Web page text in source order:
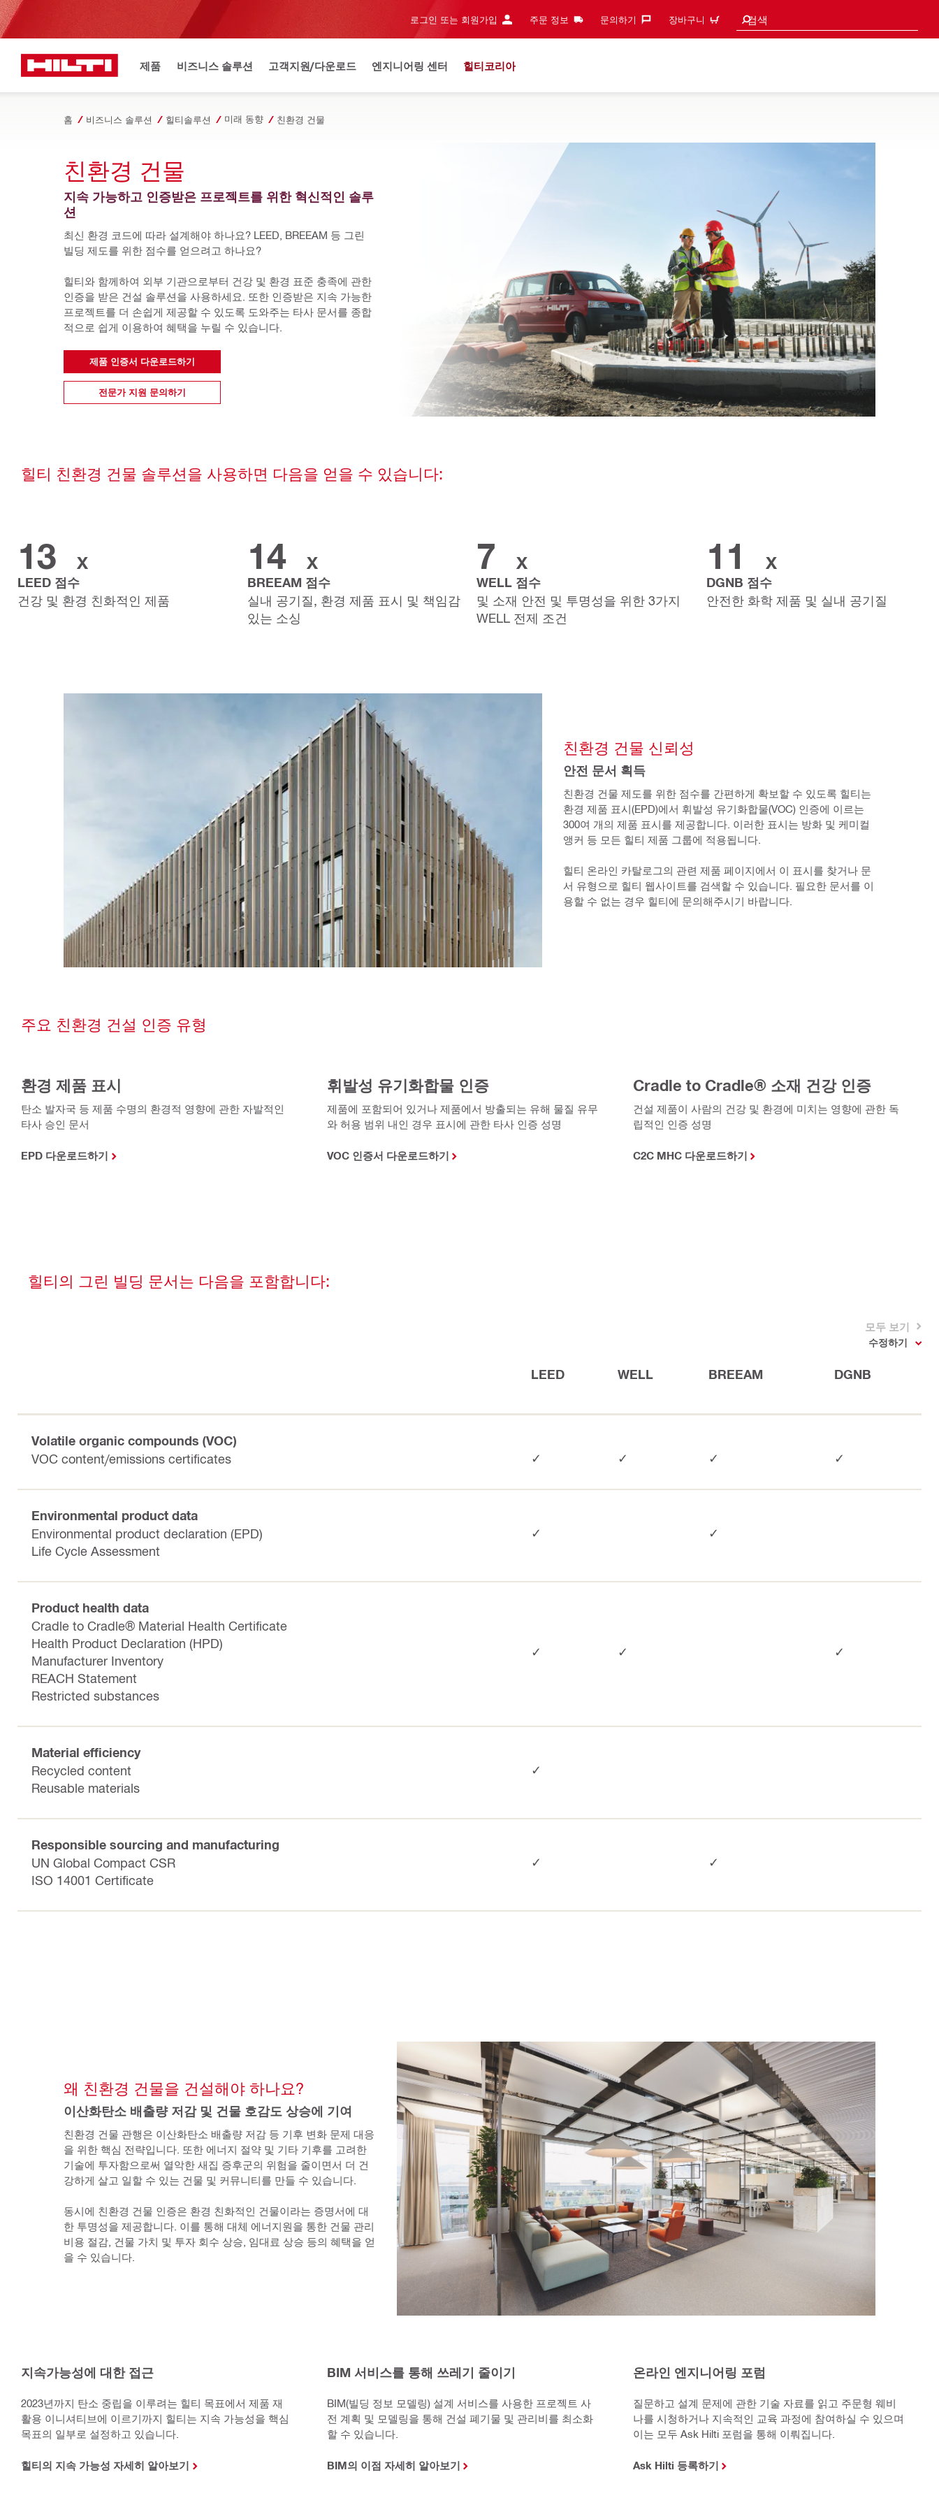
로그인 또는 회원가입 주문 정보 문의하기‎ 장바구니 검색
검색 추천
제품 비즈니스 솔루션 고객지원/다운로드 엔지니어링 센터 힐티코리아
홈 비즈니스 솔루션 힐티솔루션 미래 동향 친환경 건물
친환경 건물
지속 가능하고 인증받은 프로젝트를 위한 혁신적인 솔루
션
최신 환경 코드에 따라 설계해야 하나요? LEED, BREEAM 등 그린
빌딩 제도를 위한 점수를 얻으려고 하나요?
힐티와 함께하여 외부 기관으로부터 건강 및 환경 표준 충족에 관한
인증을 받은 건설 솔루션을 사용하세요. 또한 인증받은 지속 가능한
프로젝트를 더 손쉽게 제공할 수 있도록 도와주는 타사 문서를 종합
적으로 쉽게 이용하여 혜택을 누릴 수 있습니다.
제품 인증서 다운로드하기
전문가 지원 문의하기
힐티 친환경 건물 솔루션을 사용하면 다음을 얻을 수 있습니다:
13 X
LEED 점수
건강 및 환경 친화적인 제품
14 X
BREEAM 점수
실내 공기질, 환경 제품 표시 및 책임감
있는 소싱
7 X
WELL 점수
및 소재 안전 및 투명성을 위한 3가지
WELL 전제 조건
11 X
DGNB 점수
안전한 화학 제품 및 실내 공기질
친환경 건물 신뢰성
안전 문서 획득
친환경 건물 제도를 위한 점수를 간편하게 확보할 수 있도록 힐티는
환경 제품 표시(EPD)에서 휘발성 유기화합물(VOC) 인증에 이르는
300여 개의 제품 표시를 제공합니다. 이러한 표시는 방화 및 케미컬
앵커 등 모든 힐티 제품 그룹에 적용됩니다.
힐티 온라인 카탈로그의 관련 제품 페이지에서 이 표시를 찾거나 문
서 유형으로 힐티 웹사이트를 검색할 수 있습니다. 필요한 문서를 이
용할 수 없는 경우 힐티에 문의해주시기 바랍니다.
주요 친환경 건설 인증 유형
환경 제품 표시
탄소 발자국 등 제품 수명의 환경적 영향에 관한 자발적인
타사 승인 문서
EPD 다운로드하기
휘발성 유기화합물 인증
제품에 포함되어 있거나 제품에서 방출되는 유해 물질 유무
와 허용 범위 내인 경우 표시에 관한 타사 인증 성명
VOC 인증서 다운로드하기
Cradle to Cradle® 소재 건강 인증
건설 제품이 사람의 건강 및 환경에 미치는 영향에 관한 독
립적인 인증 성명
C2C MHC 다운로드하기
힐티의 그린 빌딩 문서는 다음을 포함합니다:
모두 보기
수정하기
LEED WELL BREEAM DGNB
Volatile organic compounds (VOC)
VOC content/emissions certificates ✓ ✓ ✓ ✓
Environmental product data
Environmental product declaration (EPD)
Life Cycle Assessment
✓ ✓
Product health data
Cradle to Cradle® Material Health Certificate
Health Product Declaration (HPD)
Manufacturer Inventory
REACH Statement
Restricted substances
✓ ✓ ✓
Material efficiency
Recycled content
Reusable materials
✓
Responsible sourcing and manufacturing
UN Global Compact CSR
ISO 14001 Certificate
✓ ✓
왜 친환경 건물을 건설해야 하나요?
이산화탄소 배출량 저감 및 건물 호감도 상승에 기여
친환경 건물 관행은 이산화탄소 배출량 저감 등 기후 변화 문제 대응
을 위한 핵심 전략입니다. 또한 에너지 절약 및 기타 기후를 고려한
기술에 투자함으로써 열악한 새집 증후군의 위험을 줄이면서 더 건
강하게 살고 일할 수 있는 건물 및 커뮤니티를 만들 수 있습니다.
동시에 친환경 건물 인증은 환경 친화적인 건물이라는 증명서에 대
한 투명성을 제공합니다. 이를 통해 대체 에너지원을 통한 건물 관리
비용 절감, 건물 가치 및 투자 회수 상승, 임대료 상승 등의 혜택을 얻
을 수 있습니다.
지속가능성에 대한 접근
2023년까지 탄소 중립을 이루려는 힐티 목표에서 제품 재
활용 이니셔티브에 이르기까지 힐티는 지속 가능성을 핵심
목표의 일부로 설정하고 있습니다.
힐티의 지속 가능성 자세히 알아보기
BIM 서비스를 통해 쓰레기 줄이기
BIM(빌딩 정보 모델링) 설계 서비스를 사용한 프로젝트 사
전 계획 및 모델링을 통해 건설 폐기물 및 관리비를 최소화
할 수 있습니다.
BIM의 이점 자세히 알아보기
온라인 엔지니어링 포럼
질문하고 설계 문제에 관한 기술 자료를 읽고 주문형 웨비
나를 시청하거나 지속적인 교육 과정에 참여하실 수 있으며
이는 모두 Ask Hilti 포럼을 통해 이뤄집니다.
Ask Hilti 등록하기